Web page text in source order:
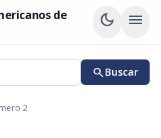
de
dark_mode menu
searchBuscar
2